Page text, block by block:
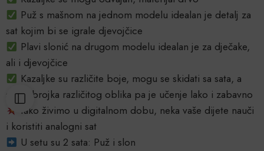
Puž s mašnom na jednom modelu idealan je detalj za
sat kojim bi se igrale djevojčice
Plavi slonić na drugom modelu idealan je za dječake,
ali i djevojčice
Kazaljke su različite boje, mogu se skidati sa sata, a
svaka brojka različitog oblika pa je učenje lako i zabavno
Iako živimo u digitalnom dobu, neka vaše dijete nauči
i koristiti analogni sat
U setu su 2 sata: Puž i slon